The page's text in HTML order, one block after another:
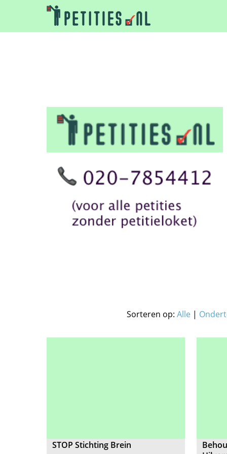
Sorteren op: Alle|
STOP Stichting Brein